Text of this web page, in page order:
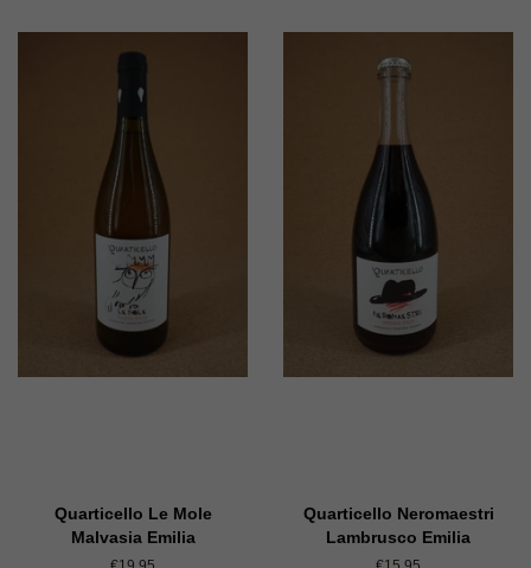
Quarticello Le Mole
Malvasia Emilia
Quarticello Neromaestri
Lambrusco Emilia